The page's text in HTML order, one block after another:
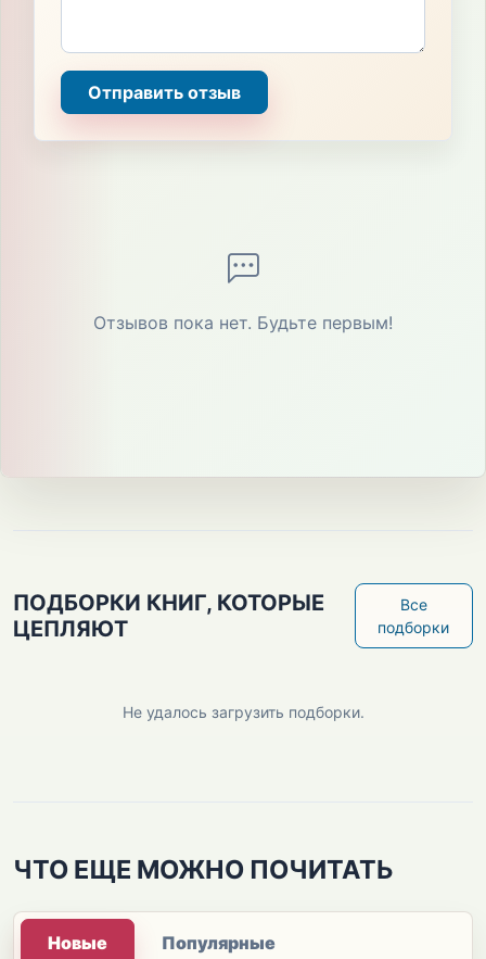
Отправить отзыв
Отзывов пока нет. Будьте первым!
ПОДБОРКИ КНИГ, КОТОРЫЕ
ЦЕПЛЯЮТ
Все
подборки
Не удалось загрузить подборки.
ЧТО ЕЩЕ МОЖНО ПОЧИТАТЬ
Новые Популярные